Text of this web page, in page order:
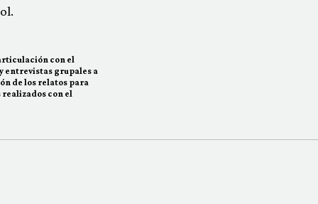
con el
entrevistas grupales a
de los relatos para
con el